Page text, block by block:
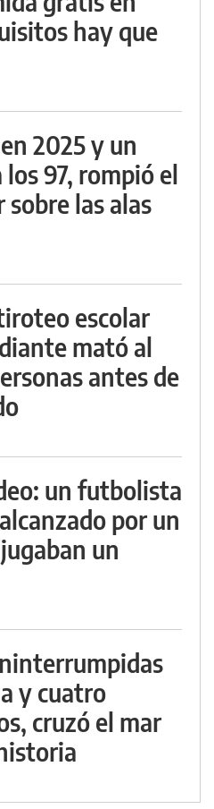
hay que
2025 y un
los 97, rompió el
las alas
escolar
mató al
antes de
un futbolista
por un
un
y cuatro
cruzó el mar